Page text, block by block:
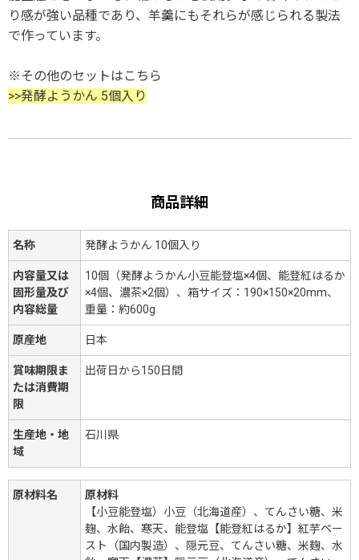
り感が強い品種であり、羊羹にもそれらが感じられる製法
で作っています。
※その他のセットはこちら
>>発酵ようかん 5個入り
商品詳細
名称 発酵ようかん 10個入り
内容量又は
固形量及び
内容総量
10個（発酵ようかん小豆能登塩×4個、能登紅はるか
×4個、濃茶×2個）、箱サイズ：190×150×20mm、
重量：約600g
原産地 日本
賞味期限ま
たは消費期
限
出荷日から150日間
生産地・地
域
石川県
原材料名
原材料
【小豆能登塩）小豆（北海道産）、てんさい糖、米
麹、水飴、寒天、能登塩【能登紅はるか】紅芋ペー
スト（国内製造）、隠元豆、てんさい糖、米麹、水